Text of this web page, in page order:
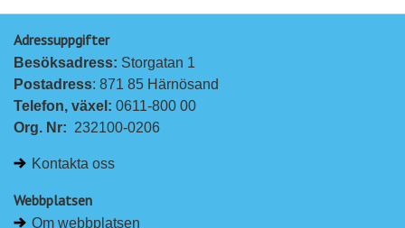
Adressuppgifter
Besöksadress: Storgatan 1
Postadress: 871 85 Härnösand
Telefon, växel: 0611-800 00
Org. Nr: 232100-0206
Kontakta oss
Webbplatsen
Om webbplatsen